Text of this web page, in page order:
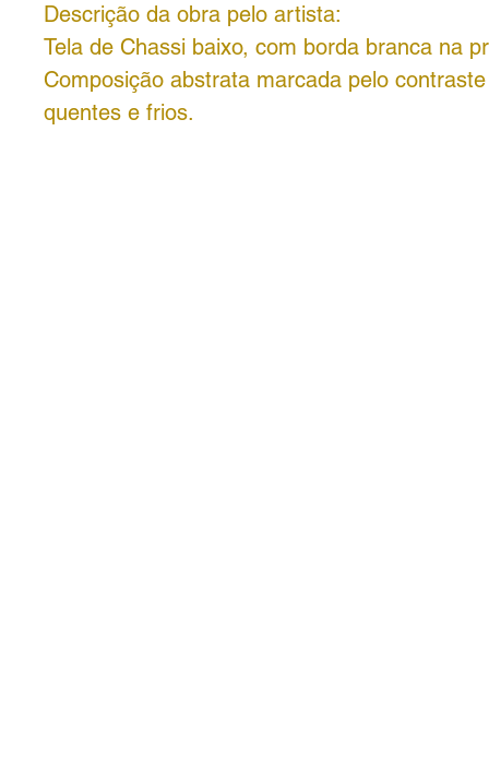
Descrição da obra pelo artista:
Tela de Chassi baixo, com borda branca na
Composição abstrata marcada pelo
quentes e frios.